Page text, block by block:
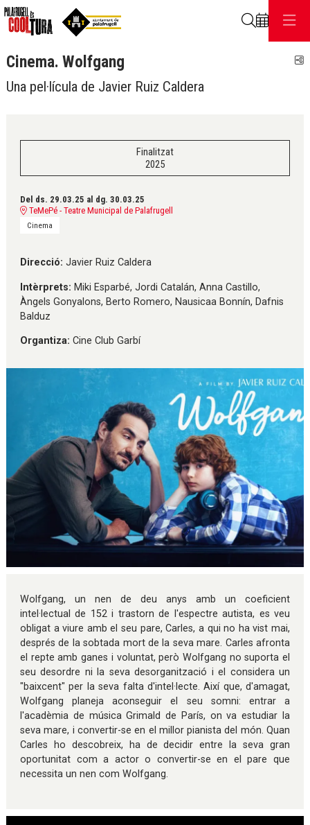
Cinema. Wolfgang
Una pel·lícula de Javier Ruiz Caldera
Finalitzat
2025
Del ds. 29.03.25 al dg. 30.03.25
TeMePé - Teatre Municipal de Palafrugell
Cinema
Direcció: Javier Ruiz Caldera
Intèrprets: Miki Esparbé, Jordi Catalán, Anna Castillo,
Àngels Gonyalons, Berto Romero, Nausicaa Bonnín, Dafnis
Balduz
Organtiza: Cine Club Garbí
Wolfgang, un nen de deu anys amb un coeficient
intel·lectual de 152 i trastorn de l'espectre autista, es veu
obligat a viure amb el seu pare, Carles, a qui no ha vist mai,
després de la sobtada mort de la seva mare. Carles afronta
el repte amb ganes i voluntat, però Wolfgang no suporta el
seu desordre ni la seva desorganització i el considera un
"baixcent" per la seva falta d'intel·lecte. Així que, d'amagat,
Wolfgang planeja aconseguir el seu somni: entrar a
l'acadèmia de música Grimald de París, on va estudiar la
seva mare, i convertir-se en el millor pianista del món. Quan
Carles ho descobreix, ha de decidir entre la seva gran
oportunitat com a actor o convertir-se en el pare que
necessita un nen com Wolfgang.